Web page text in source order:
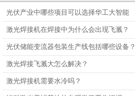
光伏产业中哪些项目可以选择华工大智能
激光焊接机在焊接中为什么会出现飞溅？
光伏储能变流器包装生产线包括哪些设备？
激光焊接飞溅大怎么解决？
激光焊接机需要水冷吗？